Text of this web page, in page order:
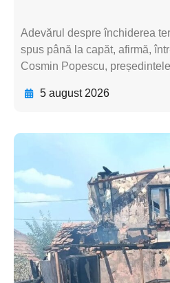
Adevărul despre închiderea
spus până la capăt, afirmă,
Cosmin Popescu,
5 august 2026
Adaugă aici
textul pentru
textul pentru